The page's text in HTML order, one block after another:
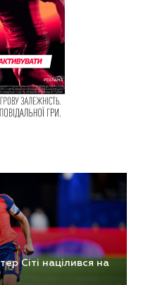
Сіті націлився на